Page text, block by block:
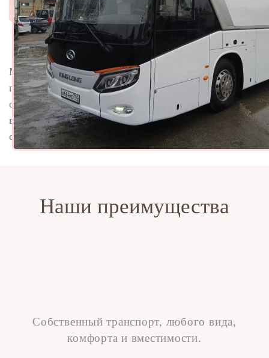
Миникухня и кулер дополняют набор удобств, делая
поездку более комфортной. Если вы планируете
организовать дальнее путешествие, заказать автобус
в "ГорТрансАвто" — это гарантия высокого уровня
сервиса и заботы о пассажирах.
Наши преимущества
Собственный транспорт, любого вида,
комфорта и вместимости.